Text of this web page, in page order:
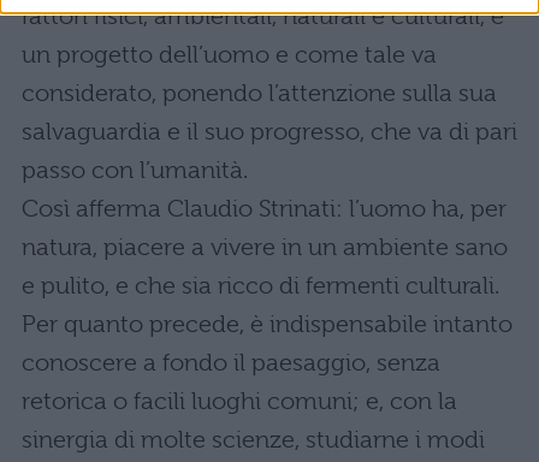
fattori fisici, ambientali, naturali e culturali, è
un progetto dell’uomo e come tale va
considerato, ponendo l’attenzione sulla sua
salvaguardia e il suo progresso, che va di pari
passo con l’umanità.
Così afferma Claudio Strinati: l’uomo ha, per
natura, piacere a vivere in un ambiente sano
e pulito, e che sia ricco di fermenti culturali.
Per quanto precede, è indispensabile intanto
conoscere a fondo il paesaggio, senza
retorica o facili luoghi comuni; e, con la
sinergia di molte scienze, studiarne i modi